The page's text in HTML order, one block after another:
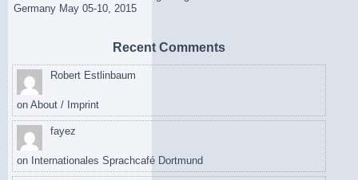
Germany May 05-10, 2015
Recent Comments
Robert Estlinbaum
on About / Imprint
fayez
on Internationales Sprachcafé Dortmund